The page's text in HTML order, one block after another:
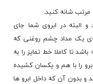
مرتب شانه کنید.
و البته در ابروی شما جای
یک مداد چشم روغنی که
تا کاملا خط تمایز را به
را با هم و یکسان کشیده
و بدون آن که داخل ابرو ها